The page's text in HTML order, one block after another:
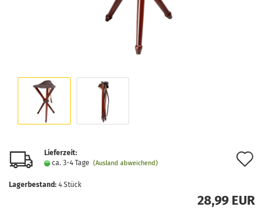
Lieferzeit:
ca. 3-4 Tage (Ausland abweichend)
Lagerbestand: 4 Stück
28,99 EUR